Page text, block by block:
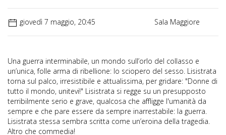
giovedì 7 maggio, 20:45 Sala Maggiore
Una guerra interminabile, un mondo sull’orlo del collasso e
un’unica, folle arma di ribellione: lo sciopero del sesso. Lisistrata
torna sul palco, irresistibile e attualissima, per gridare: "Donne di
tutto il mondo, unitevi!" Lisistrata si regge su un presupposto
terribilmente serio e grave, qualcosa che affligge l'umanità da
sempre e che pare essere da sempre inarrestabile: la guerra.
Lisistrata stessa sembra scritta come un’eroina della tragedia.
Altro che commedia!